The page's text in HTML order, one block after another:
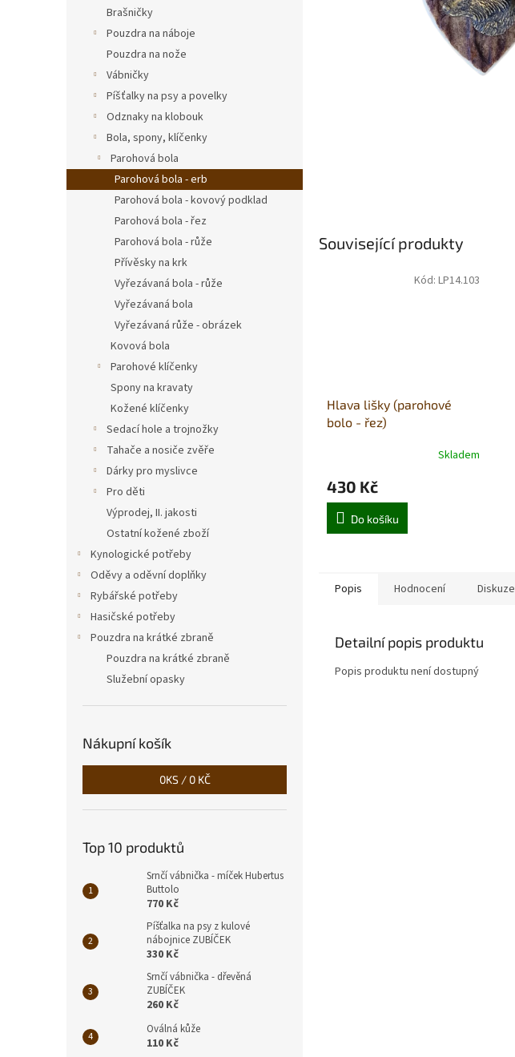
Brašničky
Pouzdra na náboje
Pouzdra na nože
Vábničky
Píšťalky na psy a povelky
Odznaky na klobouk
Bola, spony, klíčenky
Parohová bola
Parohová bola - erb
Parohová bola - kovový podklad
Parohová bola - řez
Parohová bola - růže
Přívěsky na krk
Vyřezávaná bola - růže
Vyřezávaná bola
Vyřezávaná růže - obrázek
Kovová bola
Parohové klíčenky
Spony na kravaty
Kožené klíčenky
Sedací hole a trojnožky
Tahače a nosiče zvěře
Dárky pro myslivce
Pro děti
Výprodej, II. jakosti
Ostatní kožené zboží
Kynologické potřeby
Oděvy a oděvní doplňky
Rybářské potřeby
Hasičské potřeby
Pouzdra na krátké zbraně
Pouzdra na krátké zbraně
Služební opasky
Nákupní košík
0KS / 0 KČ
Top 10 produktů
Srnčí vábnička - míček Hubertus
Buttolo
770 Kč
Píšťalka na psy z kulové
nábojnice ZUBÍČEK
330 Kč
Srnčí vábnička - dřevěná
ZUBÍČEK
260 Kč
Oválná kůže
110 Kč
Související produkty
Hlava lišky (parohové
bolo - řez)
Skladem
430 Kč
Do košíku
Kód: LP14.103
Popis Hodnocení Diskuze
Detailní popis produktu
Popis produktu není dostupný